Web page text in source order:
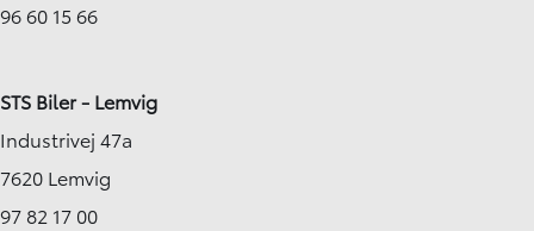
96 60 15 66
STS Biler - Lemvig
Industrivej 47a
7620 Lemvig
97 82 17 00